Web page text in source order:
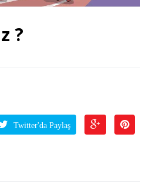
?
Twitter'da Paylaş